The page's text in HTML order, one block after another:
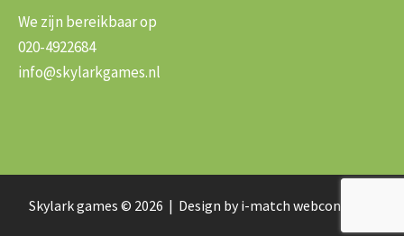
We zijn bereikbaar op
020-4922684
info@skylarkgames.nl
Skylark games © 2026 | Design by i-match webconcepts